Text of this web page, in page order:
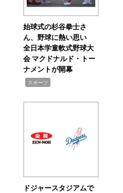
始球式の杉谷拳士さ
ん、野球に熱い思い
全日本学童軟式野球大
会 マクドナルド・トー
ナメントが開幕
スポーツ
ドジャースタジアムで